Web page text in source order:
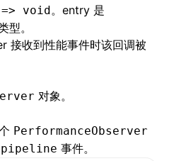
void。entry 是
型。
接收到性能事件时该回调被
对象。
PerformanceObserver
pipeline 事件。